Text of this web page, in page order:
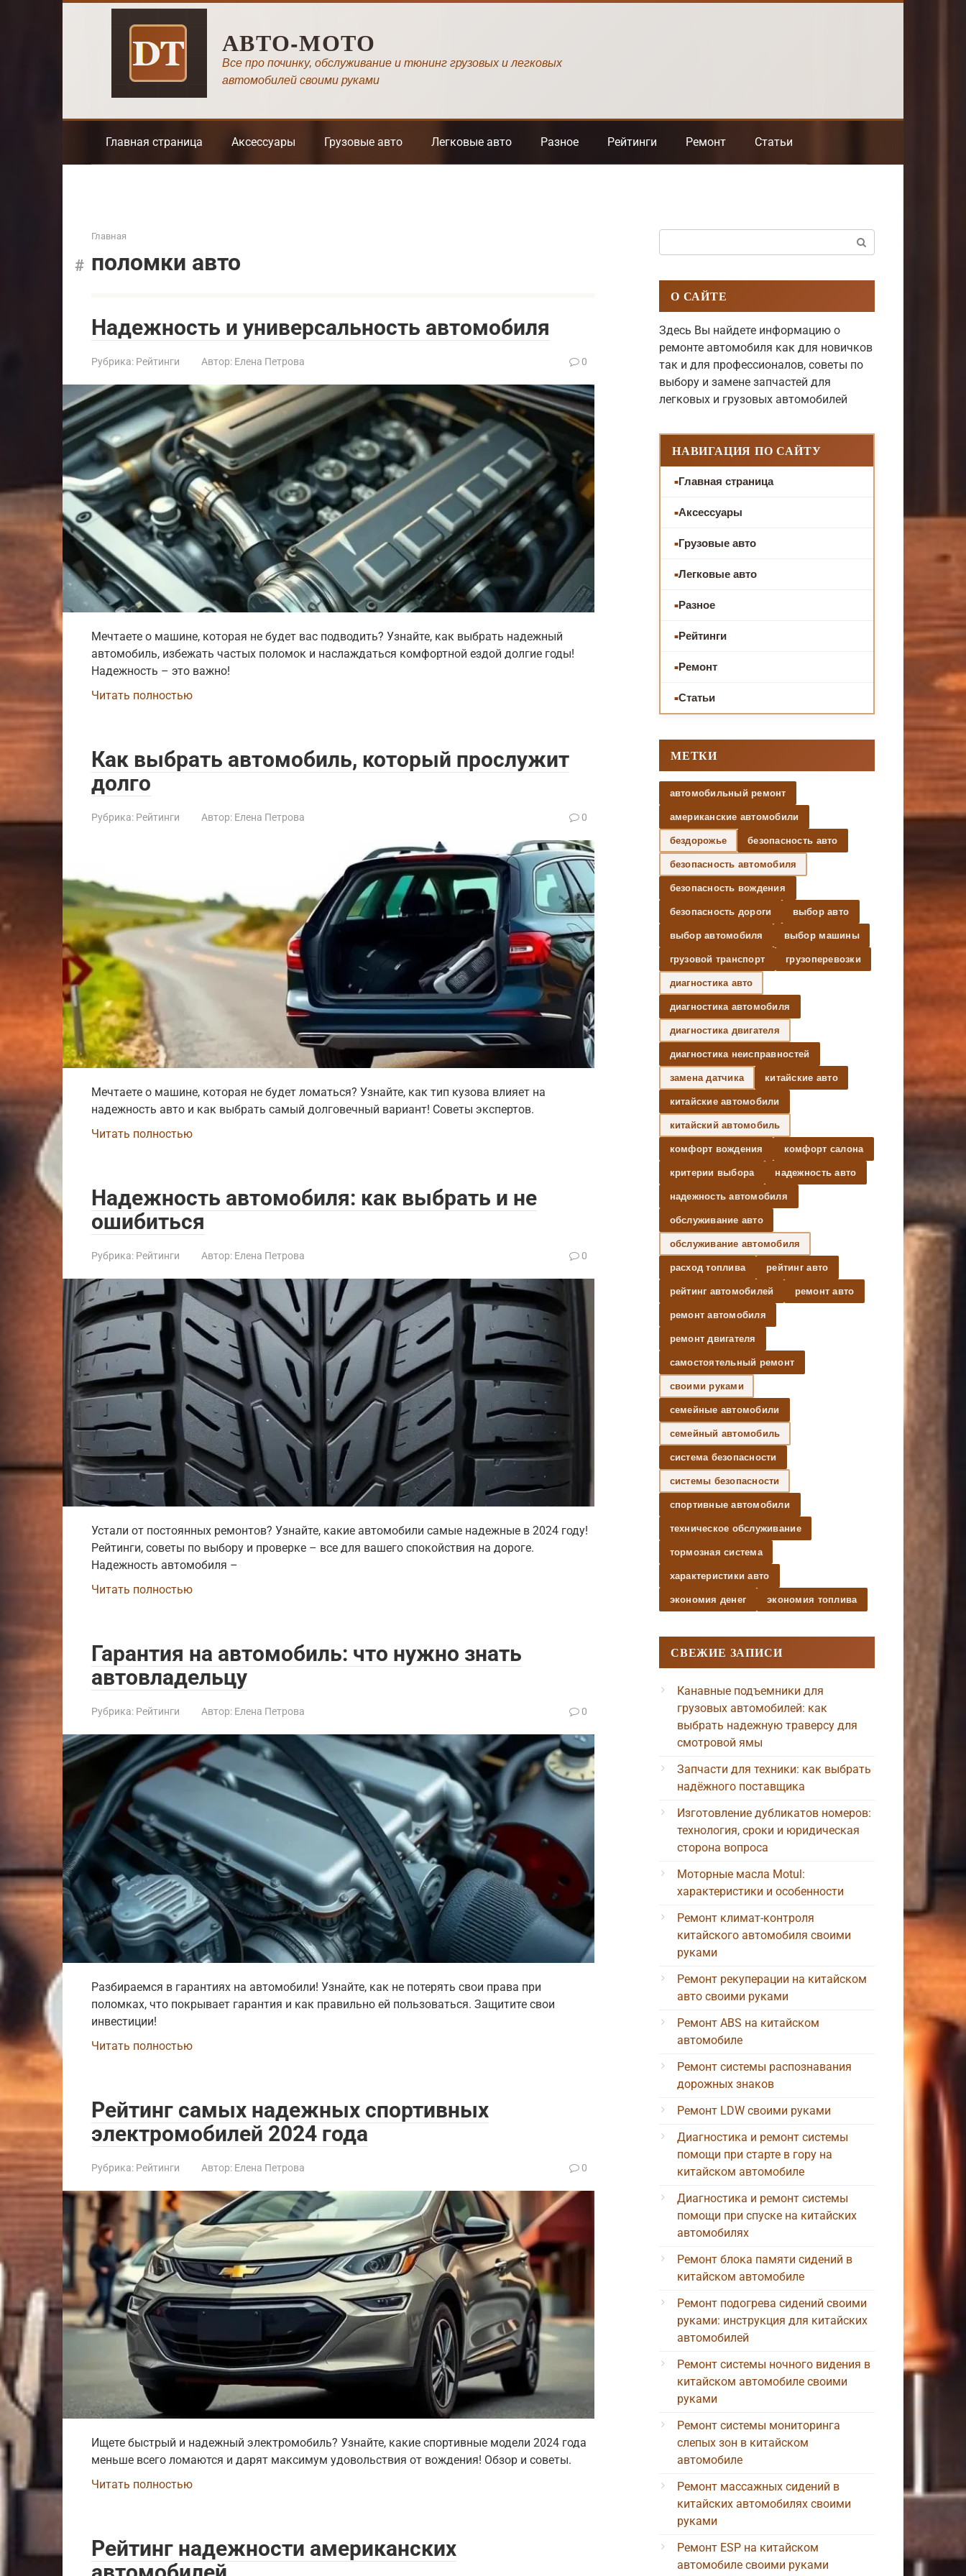
АВТО-МОТО
Все про починку, обслуживание и тюнинг грузовых и легковых
автомобилей своими руками
Главная страница Аксессуары Грузовые авто Легковые авто Разное Рейтинги Ремонт Статьи
Главная
поломки авто
Надежность и универсальность автомобиля
Рубрика: Рейтинги Автор: Елена Петрова 0
Мечтаете о машине, которая не будет вас подводить? Узнайте, как выбрать надежный
автомобиль, избежать частых поломок и наслаждаться комфортной ездой долгие годы!
Надежность – это важно!
Читать полностью
Как выбрать автомобиль, который прослужит
долго
Рубрика: Рейтинги Автор: Елена Петрова 0
Мечтаете о машине, которая не будет ломаться? Узнайте, как тип кузова влияет на
надежность авто и как выбрать самый долговечный вариант! Советы экспертов.
Читать полностью
Надежность автомобиля: как выбрать и не
ошибиться
Рубрика: Рейтинги Автор: Елена Петрова 0
Устали от постоянных ремонтов? Узнайте, какие автомобили самые надежные в 2024 году!
Рейтинги, советы по выбору и проверке – все для вашего спокойствия на дороге.
Надежность автомобиля –
Читать полностью
Гарантия на автомобиль: что нужно знать
автовладельцу
Рубрика: Рейтинги Автор: Елена Петрова 0
Разбираемся в гарантиях на автомобили! Узнайте, как не потерять свои права при
поломках, что покрывает гарантия и как правильно ей пользоваться. Защитите свои
инвестиции!
Читать полностью
Рейтинг самых надежных спортивных
электромобилей 2024 года
Рубрика: Рейтинги Автор: Елена Петрова 0
Ищете быстрый и надежный электромобиль? Узнайте, какие спортивные модели 2024 года
меньше всего ломаются и дарят максимум удовольствия от вождения! Обзор и советы.
Читать полностью
Рейтинг надежности американских
О САЙТЕ
Здесь Вы найдете информацию о
ремонте автомобиля как для новичков
так и для профессионалов, советы по
выбору и замене запчастей для
легковых и грузовых автомобилей
НАВИГАЦИЯ ПО САЙТУ
Главная страница
Аксессуары
Грузовые авто
Легковые авто
Разное
Рейтинги
Ремонт
Статьи
МЕТКИ
автомобильный ремонт
американские автомобили
бездорожье безопасность авто
безопасность автомобиля
безопасность вождения
безопасность дороги выбор авто
выбор автомобиля выбор машины
грузовой транспорт грузоперевозки
диагностика авто
диагностика автомобиля
диагностика двигателя
диагностика неисправностей
замена датчика китайские авто
китайские автомобили
китайский автомобиль
комфорт вождения комфорт салона
критерии выбора надежность авто
надежность автомобиля
обслуживание авто
обслуживание автомобиля
расход топлива рейтинг авто
рейтинг автомобилей ремонт авто
ремонт автомобиля
ремонт двигателя
самостоятельный ремонт
своими руками
семейные автомобили
семейный автомобиль
система безопасности
системы безопасности
спортивные автомобили
техническое обслуживание
тормозная система
характеристики авто
экономия денег экономия топлива
СВЕЖИЕ ЗАПИСИ
Канавные подъемники для
грузовых автомобилей: как
выбрать надежную траверсу для
смотровой ямы
Запчасти для техники: как выбрать
надёжного поставщика
Изготовление дубликатов номеров:
технология, сроки и юридическая
сторона вопроса
Моторные масла Motul:
характеристики и особенности
Ремонт климат-контроля
китайского автомобиля своими
руками
Ремонт рекуперации на китайском
авто своими руками
Ремонт ABS на китайском
автомобиле
Ремонт системы распознавания
дорожных знаков
Ремонт LDW своими руками
Диагностика и ремонт системы
помощи при старте в гору на
китайском автомобиле
Диагностика и ремонт системы
помощи при спуске на китайских
автомобилях
Ремонт блока памяти сидений в
китайском автомобиле
Ремонт подогрева сидений своими
руками: инструкция для китайских
автомобилей
Ремонт системы ночного видения в
китайском автомобиле своими
руками
Ремонт системы мониторинга
слепых зон в китайском
автомобиле
Ремонт массажных сидений в
китайских автомобилях своими
руками
Ремонт ESP на китайском
автомобиле своими руками